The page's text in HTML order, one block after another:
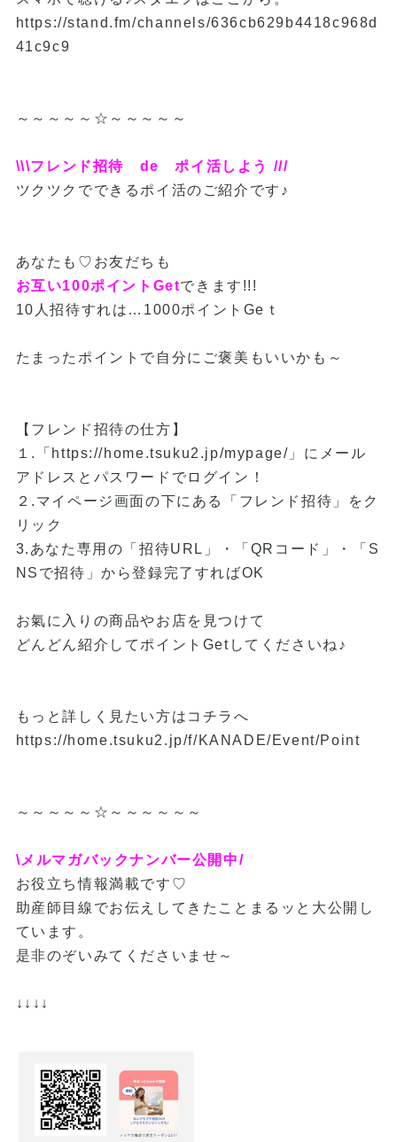
https://stand.fm/channels/636cb629b4418c968d
41c9c9
～～～～～☆～～～～～
\\\フレンド招待 de ポイ活しよう ///
ツクツクでできるポイ活のご紹介です♪
あなたも♡お友だちも
お互い100ポイントGetできます!!!
10人招待すれは…1000ポイントGeｔ
たまったポイントで自分にご褒美もいいかも～
【フレンド招待の仕方】
１.「https://home.tsuku2.jp/mypage/」にメール
アドレスとパスワードでログイン！
２.マイページ画面の下にある「フレンド招待」をク
リック
3.あなた専用の「招待URL」・「QRコード」・「S
NSで招待」から登録完了すればOK
お氣に入りの商品やお店を見つけて
どんどん紹介してポイントGetしてくださいね♪
もっと詳しく見たい方はコチラへ
https://home.tsuku2.jp/f/KANADE/Event/Point
～～～～～☆～～～～～～
\メルマガバックナンバー公開中/
お役立ち情報満載です♡
助産師目線でお伝えしてきたことまるッと大公開し
ています。
是非のぞいみてくださいませ～
↓↓↓↓